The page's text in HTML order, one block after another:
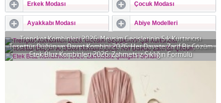
Erkek Modası Çocuk Modası
Ayakkabı Modası Abiye Modelleri
Trençkot Kombinleri 2026: Mevsim Geçişlerinin Şık Kurtarıcısı
Tesettür Düğün ve Davet Kombini 2026: Her Davete Zarif Bir Çözüm
Etek Bluz Kombinleri 2026: Zahmetsiz Şıklığın Formülü